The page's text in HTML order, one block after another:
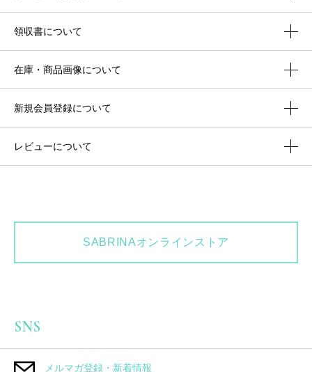
領収書について
在庫・商品画像について
新規会員登録について
レビューについて
SABRINAオンラインストア
SNS
メルマガ登録・新着情報